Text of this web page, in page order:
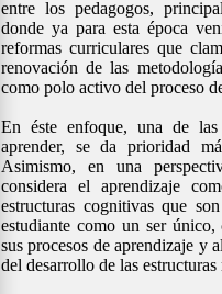
entre los pedagogos,
donde ya para esta época
reformas curriculares que
renovación de las
como polo activo del proceso
En éste enfoque, una de
aprender, se da prioridad
Asimismo, en una
considera el aprendizaje
estructuras cognitivas que
estudiante como un ser
sus procesos de aprendizaje y
del desarrollo de las estructuras